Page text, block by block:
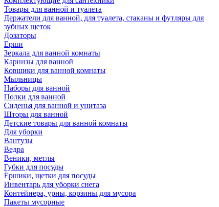
Товары для ванной и туалета
Держатели для ванной, для туалета, стаканы и футляры для
зубных щеток
Дозаторы
Ерши
Зеркала для ванной комнаты
Карнизы для ванной
Ковшики для ванной комнаты
Мыльницы
Наборы для ванной
Полки для ванной
Сиденья для ванной и унитаза
Шторы для ванной
Детские товары для ванной комнаты
Для уборки
Вантузы
Ведра
Веники, метлы
Губки для посуды
Ёршики, щетки для посуды
Инвентарь для уборки снега
Контейнера, урны, корзины для мусора
Пакеты мусорные